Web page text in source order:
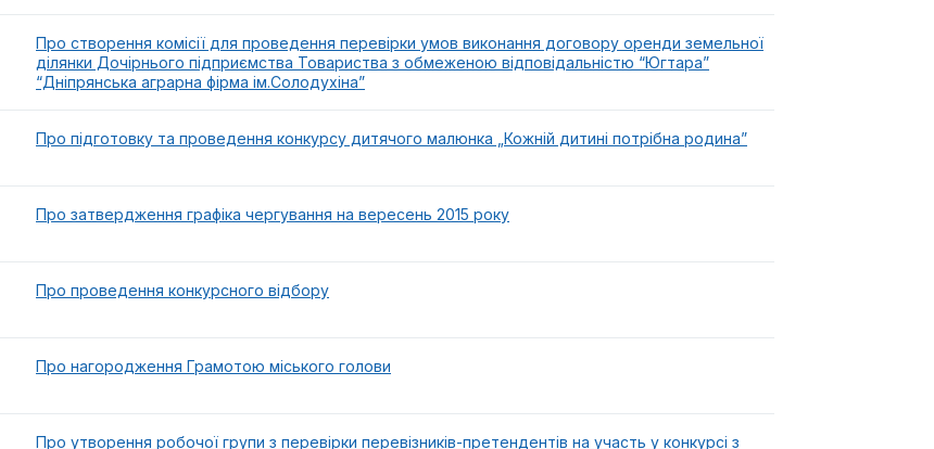
Про створення комісії для проведення перевірки умов виконання договору оренди земельної
ділянки Дочірнього підприємства Товариства з обмеженою відповідальністю “Югтара”
“Дніпрянська аграрна фірма ім.Солодухіна”
Про підготовку та проведення конкурсу дитячого малюнка „Кожній дитині потрібна родина”
Про затвердження графіка чергування на вересень 2015 року
Про проведення конкурсного відбору
Про нагородження Грамотою міського голови
Про утворення робочої групи з перевірки перевізників-претендентів на участь у конкурсі з